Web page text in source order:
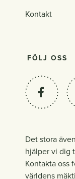
Kontakt
FÖLJ OSS
Det stora
hjälper vi dig
Kontakta oss
världens